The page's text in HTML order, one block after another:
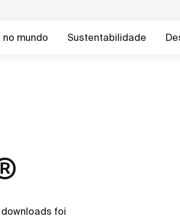
no mundo Sustentabilidade
foi